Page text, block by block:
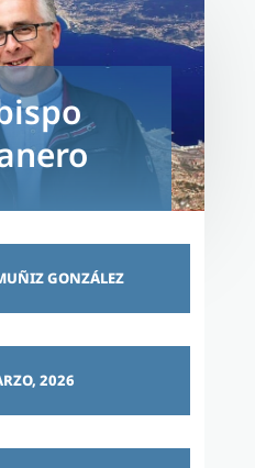
GONZÁLEZ
2026